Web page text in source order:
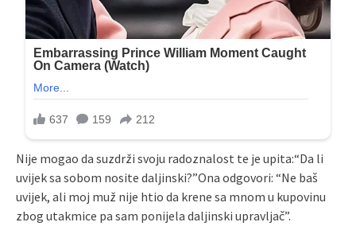
Nije mogao da suzdrži svoju radoznalost te je upita:“Da li
uvijek sa sobom nosite daljinski?”Ona odgovori: “Ne baš
uvijek, ali moj muž nije htio da krene sa mnom u kupovinu
zbog utakmice pa sam ponijela daljinski upravljač”.